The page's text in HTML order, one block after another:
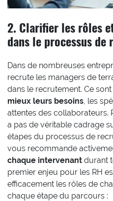
2. Clarifier les rôles
dans le processus
Dans de nombreuses
recrute les managers de
dans le recrutement. Ce
mieux leurs besoins , les
attentes des collaborateurs.
a pas de véritable cadrage
étapes du processus de
vous recommande
chaque intervenant durant
premier enjeu pour les RH
efficacement les rôles de
chaque étape du parcours :